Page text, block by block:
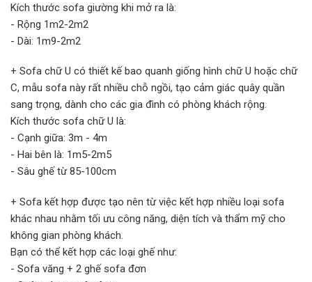
Kích thước sofa giường khi mở ra là:
- Rộng 1m2-2m2
- Dài: 1m9-2m2
+ Sofa chữ U có thiết kế bao quanh giống hình chữ U hoặc chữ
C, mẫu sofa này rất nhiều chỗ ngồi, tạo cảm giác quây quần
sang trọng, dành cho các gia đình có phòng khách rộng.
Kích thước sofa chữ U là:
- Cạnh giữa: 3m - 4m
- Hai bên là: 1m5-2m5
- Sâu ghế từ 85-100cm
+ Sofa kết hợp được tạo nên từ việc kết hợp nhiều loại sofa
khác nhau nhằm tối ưu công năng, diện tích và thẩm mỹ cho
không gian phòng khách.
Bạn có thể kết hợp các loại ghế như:
- Sofa văng + 2 ghế sofa đơn